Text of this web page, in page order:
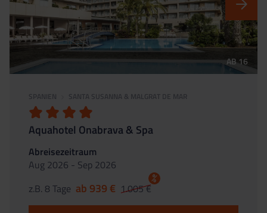
AB 16
SPANIEN SANTA SUSANNA & MALGRAT DE MAR
Aquahotel Onabrava & Spa
Abreisezeitraum
Aug 2026 - Sep 2026
z.B. 8 Tage ab 939 € 1.005 €
%